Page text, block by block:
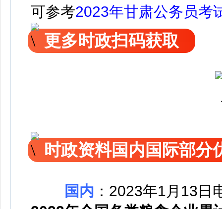
可参考2023年甘肃公务员考
更多时政扫码获取
时政资料国内国际部分
国内 ： 2023年1月13日